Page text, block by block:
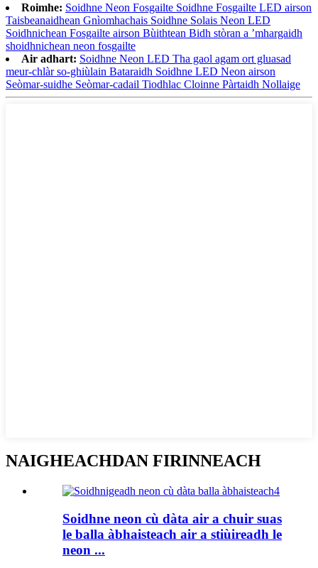
Roimhe: Soidhne Neon Fosgailte Soidhne Fosgailte LED airson
Taisbeanaidhean Gnìomhachais Soidhne Solais Neon LED
Soidhnichean Fosgailte airson Bùithtean Bidh stòran a ’mhargaidh
shoidhnichean neon fosgailte
Air adhart: Soidhne Neon LED Tha gaol agam ort gluasad
meur-chlàr so-ghiùlain Bataraidh Soidhne LED Neon airson
Seòmar-suidhe Seòmar-cadail Tiodhlac Cloinne Pàrtaidh Nollaige
NAIGHEACHDAN FIRINNEACH
Soidhne neon cù dàta air a chuir suas
le balla àbhaisteach air a stiùireadh le
neon ...